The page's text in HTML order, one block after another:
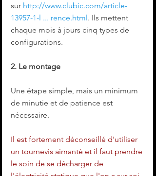
sur http://www.clubic.com/article-
13957-1-l ... rence.html. Ils mettent
chaque mois à jours cinq types de
configurations.
2. Le montage
Une étape simple, mais un minimum
de minutie et de patience est
nécessaire.
Il est fortement déconseillé d'utiliser
un tournevis aimanté et il faut prendre
le soin de se décharger de